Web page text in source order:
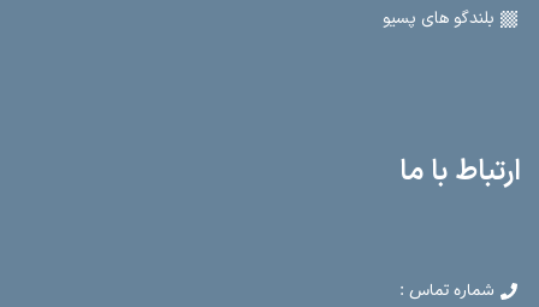
بلندگو های پسیو
ارتباط با ما
شماره تماس :